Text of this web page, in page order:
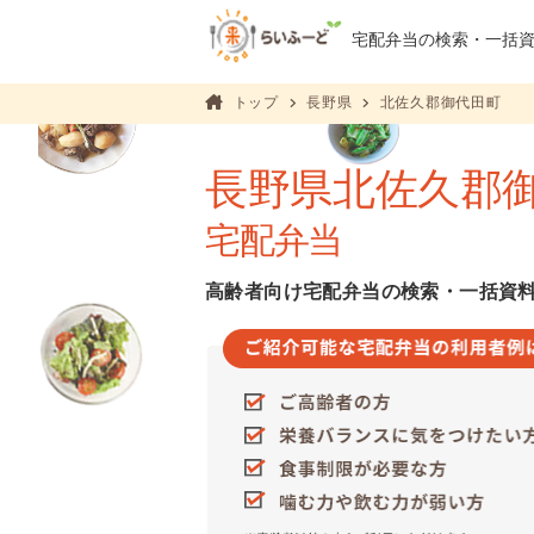
宅配弁当の検索・一括
トップ 長野県 北佐久郡御代田町
長野県北佐久郡
宅配弁当
高齢者向け宅配弁当の検索・一括資